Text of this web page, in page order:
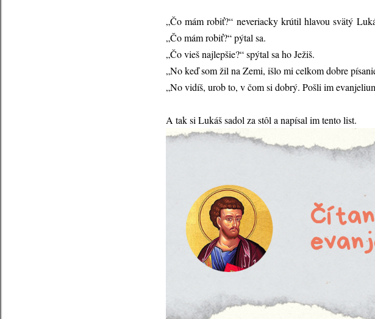
„Čo mám robiť?“ neveriacky krútil hlavou svätý
„Čo mám robiť?“ pýtal sa.
„Čo vieš najlepšie?“ spýtal sa ho Ježiš.
„No keď som žil na Zemi, išlo mi celkom dobre
„No vidíš, urob to, v čom si dobrý. Pošli im
A tak si Lukáš sadol za stôl a napísal im tento list.